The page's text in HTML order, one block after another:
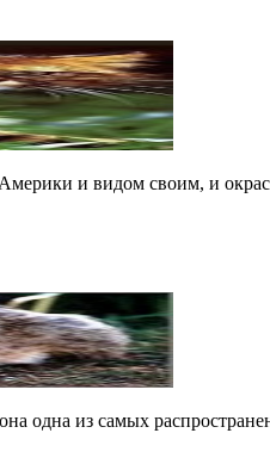
и видом своим, и
одна из самых